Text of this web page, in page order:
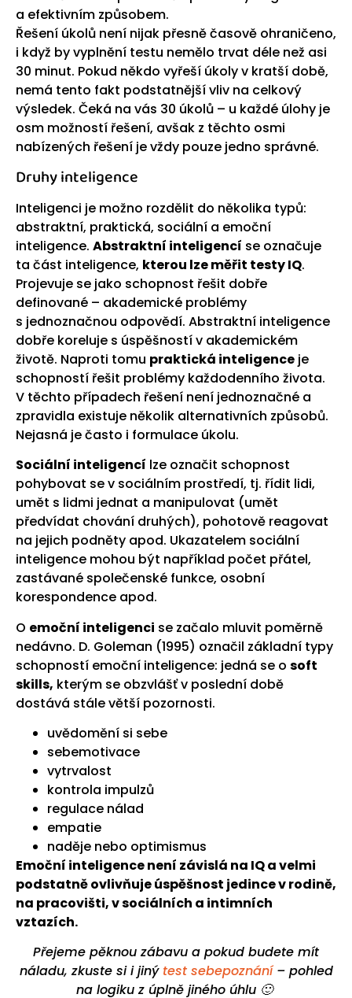
a efektivním způsobem.
Řešení úkolů není nijak přesně časově ohraničeno,
i když by vyplnění testu nemělo trvat déle než asi
30 minut. Pokud někdo vyřeší úkoly v kratší době,
nemá tento fakt podstatnější vliv na celkový
výsledek. Čeká na vás 30 úkolů – u každé úlohy je
osm možností řešení, avšak z těchto osmi
nabízených řešení je vždy pouze jedno správné.
Druhy inteligence
Inteligenci je možno rozdělit do několika typů:
abstraktní, praktická, sociální a emoční
inteligence. Abstraktní inteligencí se označuje
ta část inteligence, kterou lze měřit testy IQ.
Projevuje se jako schopnost řešit dobře
definované – akademické problémy
s jednoznačnou odpovědí. Abstraktní inteligence
dobře koreluje s úspěšností v akademickém
životě. Naproti tomu praktická inteligence je
schopností řešit problémy každodenního života.
V těchto případech řešení není jednoznačné a
zpravidla existuje několik alternativních způsobů.
Nejasná je často i formulace úkolu.
Sociální inteligencí lze označit schopnost
pohybovat se v sociálním prostředí, tj. řídit lidi,
umět s lidmi jednat a manipulovat (umět
předvídat chování druhých), pohotově reagovat
na jejich podněty apod. Ukazatelem sociální
inteligence mohou být například počet přátel,
zastávané společenské funkce, osobní
korespondence apod.
O emoční inteligenci se začalo mluvit poměrně
nedávno. D. Goleman (1995) označil základní typy
schopností emoční inteligence: jedná se o soft
skills, kterým se obzvlášť v poslední době
dostává stále větší pozornosti.
uvědomění si sebe
sebemotivace
vytrvalost
kontrola impulzů
regulace nálad
empatie
naděje nebo optimismus
Emoční inteligence není závislá na IQ a velmi
podstatně ovlivňuje úspěšnost jedince v rodině,
na pracovišti, v sociálních a intimních
vztazích.
Přejeme pěknou zábavu a pokud budete mít
náladu, zkuste si i jiný test sebepoznání– pohled
na logiku z úplně jiného úhlu 🙂